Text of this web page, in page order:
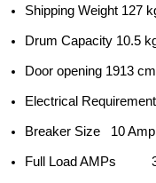
Shipping Weight 127
Drum Capacity 10.5
Door opening 1913
Electrical
Breaker Size 10
Full Load AMPs